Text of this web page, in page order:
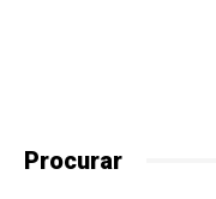
Procurar